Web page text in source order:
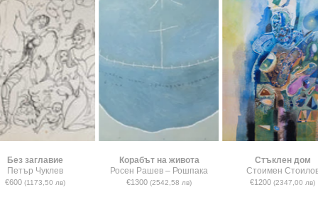
Без заглавие
Петър Чуклев
€600(1173,50 лв)
Корабът на живота
Росен Рашев – Рошпака
€1300(2542,58 лв)
Стъклен дом
Стоимен
€1200(2347,00 лв)